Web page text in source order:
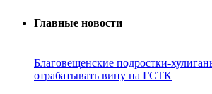
Главные новости
Благовещенские подростки-
отрабатывать вину на ГСТК